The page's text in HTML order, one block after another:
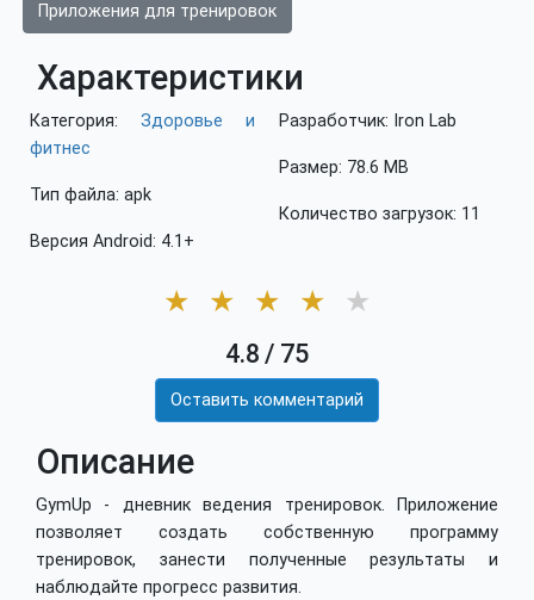
Приложения для тренировок
Характеристики
Категория: Здоровье и
фитнес
Тип файла: apk
Версия Android: 4.1+
Разработчик: Iron Lab
Размер: 78.6 MB
Количество загрузок: 11
★ ★ ★ ★ ★
4.8 / 75
Оставить комментарий
Описание
GymUp - дневник ведения тренировок. Приложение
позволяет создать собственную программу
тренировок, занести полученные результаты и
наблюдайте прогресс развития.